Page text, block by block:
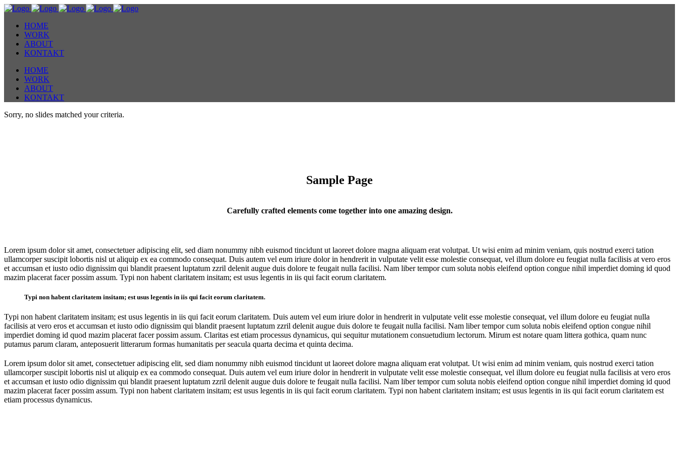
HOME
WORK
ABOUT
KONTAKT
HOME
WORK
ABOUT
KONTAKT
Sorry, no slides matched your criteria.
Sample Page
Carefully crafted elements come together into one amazing design.
Lorem ipsum dolor sit amet, consectetuer adipiscing elit, sed diam nonummy nibh euismod tincidunt ut laoreet dolore magna aliquam erat volutpat. Ut wisi enim ad minim veniam, quis nostrud exerci tation
ullamcorper suscipit lobortis nisl ut aliquip ex ea commodo consequat. Duis autem vel eum iriure dolor in hendrerit in vulputate velit esse molestie consequat, vel illum dolore eu feugiat nulla facilisis at vero eros
et accumsan et iusto odio dignissim qui blandit praesent luptatum zzril delenit augue duis dolore te feugait nulla facilisi. Nam liber tempor cum soluta nobis eleifend option congue nihil imperdiet doming id quod
mazim placerat facer possim assum. Typi non habent claritatem insitam; est usus legentis in iis qui facit eorum claritatem.
Typi non habent claritatem insitam; est usus legentis in iis qui facit eorum claritatem.
Typi non habent claritatem insitam; est usus legentis in iis qui facit eorum claritatem. Duis autem vel eum iriure dolor in hendrerit in vulputate velit esse molestie consequat, vel illum dolore eu feugiat nulla
facilisis at vero eros et accumsan et iusto odio dignissim qui blandit praesent luptatum zzril delenit augue duis dolore te feugait nulla facilisi. Nam liber tempor cum soluta nobis eleifend option congue nihil
imperdiet doming id quod mazim placerat facer possim assum. Claritas est etiam processus dynamicus, qui sequitur mutationem consuetudium lectorum. Mirum est notare quam littera gothica, quam nunc
putamus parum claram, anteposuerit litterarum formas humanitatis per seacula quarta decima et quinta decima.
Lorem ipsum dolor sit amet, consectetuer adipiscing elit, sed diam nonummy nibh euismod tincidunt ut laoreet dolore magna aliquam erat volutpat. Ut wisi enim ad minim veniam, quis nostrud exerci tation
ullamcorper suscipit lobortis nisl ut aliquip ex ea commodo consequat. Duis autem vel eum iriure dolor in hendrerit in vulputate velit esse molestie consequat, vel illum dolore eu feugiat nulla facilisis at vero eros
et accumsan et iusto odio dignissim qui blandit praesent luptatum zzril delenit augue duis dolore te feugait nulla facilisi. Nam liber tempor cum soluta nobis eleifend option congue nihil imperdiet doming id quod
mazim placerat facer possim assum. Typi non habent claritatem insitam; est usus legentis in iis qui facit eorum claritatem. Typi non habent claritatem insitam; est usus legentis in iis qui facit eorum claritatem est
etiam processus dynamicus.